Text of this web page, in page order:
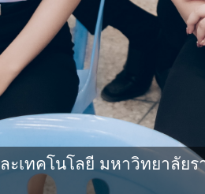
เทคโนโลยี มหาวิทยาลัย